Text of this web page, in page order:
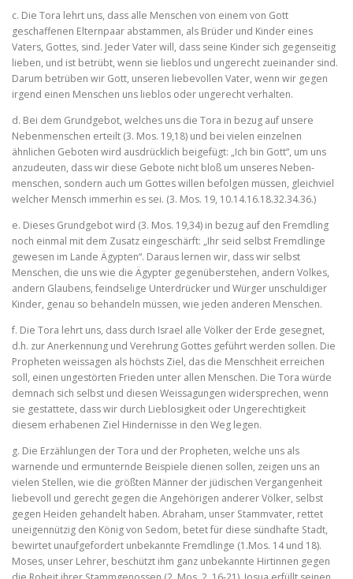
c. Die Tora lehrt uns, dass alle Menschen von einem von Gott
geschaffenen Elternpaar abstammen, als Brüder und Kinder eines
Vaters, Gottes, sind. Jeder Vater will, dass seine Kinder sich gegenseitig
lieben, und ist betrübt, wenn sie lieblos und unge­recht zueinander sind.
Darum betrüben wir Gott, unseren liebevol­len Vater, wenn wir gegen
irgend einen Menschen uns lieblos oder ungerecht verhalten.
d. Bei dem Grundgebot, welches uns die Tora in bezug auf unsere
Nebenmenschen erteilt (3. Mos. 19,18) und bei vielen einzelnen
ähnlichen Geboten wird ausdrücklich beigefügt: „Ich bin Gott“, um uns
anzudeuten, dass wir diese Gebote nicht bloß um unseres Neben­
menschen, sondern auch um Gottes willen befolgen müssen, gleich­viel
welcher Mensch immerhin es sei. (3. Mos. 19, 10.14.16.18.32.34.36.)
e. Dieses Grundgebot wird (3. Mos. 19,34) in bezug auf den Fremdling
noch einmal mit dem Zusatz eingeschärft: „Ihr seid selbst Fremdlinge
gewesen im Lande Ägypten“. Daraus lernen wir, dass wir selbst
Menschen, die uns wie die Ägypter gegenüberstehen, andern Volkes,
andern Glaubens, feindselige Unterdrücker und Würger unschuldiger
Kinder, genau so behandeln müssen, wie jeden anderen Menschen.
f. Die Tora lehrt uns, dass durch Israel alle Völker der Erde gesegnet,
d.h. zur Anerkennung und Verehrung Gottes geführt werden sollen. Die
Propheten weissagen als höchsts Ziel, das die Menschheit erreichen
soll, einen ungestörten Frieden unter allen Menschen. Die Tora würde
demnach sich selbst und diesen Weissa­gungen widersprechen, wenn
sie gestattete, dass wir durch Lieblo­sigkeit oder Ungerechtigkeit
diesem erhabenen Ziel Hindernisse in den Weg legen.
g. Die Erzählungen der Tora und der Propheten, welche uns als
warnende und ermunternde Beispiele dienen sollen, zeigen uns an
vielen Stellen, wie die größten Männer der jüdischen Vergangen­heit
liebevoll und gerecht gegen die Angehörigen anderer Völker, selbst
gegen Heiden gehandelt haben. Abraham, unser Stammvater, rettet
uneigennützig den König von Sedom, betet für diese sünd­hafte Stadt,
bewirtet unaufgefordert unbekannte Fremdlinge (1.Mos. 14 und 18).
Moses, unser Lehrer, beschützt ihm ganz unbe­kannte Hirtinnen gegen